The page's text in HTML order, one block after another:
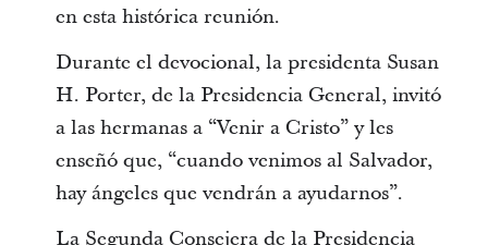
en esta histórica reunión.
Durante el devocional, la presidenta Susan
H. Porter, de la Presidencia General, invitó
a las hermanas a “Venir a Cristo” y les
enseñó que, “cuando venimos al Salvador,
hay ángeles que vendrán a ayudarnos”.
La Segunda Consejera de la Presidencia